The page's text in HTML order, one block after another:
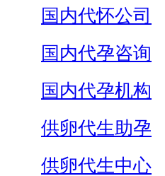
国内代怀公司
国内代孕咨询
国内代孕机构
供卵代生助孕
供卵代生中心